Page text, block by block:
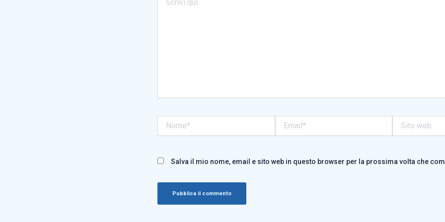
qui..
web
Salva il mio nome, email e sito web in questo browser per la prossima volta che